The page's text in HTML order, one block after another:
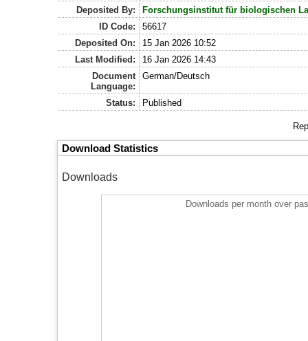
Deposited By:
Forschungsinstitut für biologischen
ID Code:
56617
Deposited On:
15 Jan 2026 10:52
Last Modified:
16 Jan 2026 14:43
Document
Language:
German/Deutsch
Status: Published
Download Statistics
Downloads
Downloads per month over